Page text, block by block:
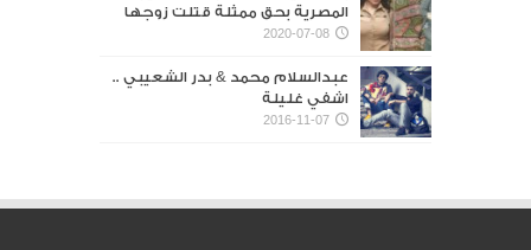
المصرية بحق ممثلة قتلت زوجها
2020-07-08
عبدالسلام محمد & بدر الشعيبي ..
اشفي غليلة
2016-11-07